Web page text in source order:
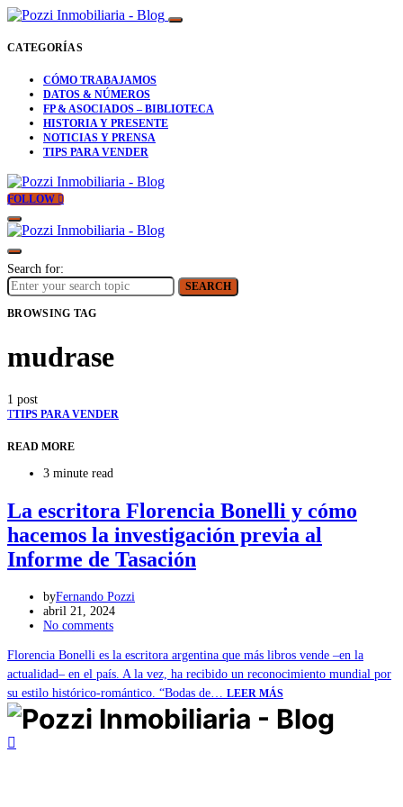
CATEGORÍAS
CÓMO TRABAJAMOS
DATOS & NÚMEROS
FP & ASOCIADOS – BIBLIOTECA
HISTORIA Y PRESENTE
NOTICIAS Y PRENSA
TIPS PARA VENDER
FOLLOW
Search for:
SEARCH
BROWSING TAG
mudrase
1 post
TTIPS PARA VENDER
READ MORE
3 minute read
La escritora Florencia Bonelli y cómo
hacemos la investigación previa al
Informe de Tasación
byFernando Pozzi
abril 21, 2024
No comments
Florencia Bonelli es la escritora argentina que más libros vende –en la
actualidad– en el país. A la vez, ha recibido un reconocimiento mundial por
su estilo histórico-romántico. “Bodas de… LEER MÁS